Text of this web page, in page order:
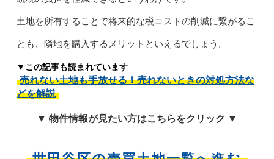
土地を所有することで将来的な税コストの削減に繋がるこ
とも、隣地を購入するメリットといえるでしょう。
▼この記事も読まれています
売れない土地も手放せる！売れないときの対処方法な
どを解説
▼ 物件情報が見たい方はこちらをクリック ▼